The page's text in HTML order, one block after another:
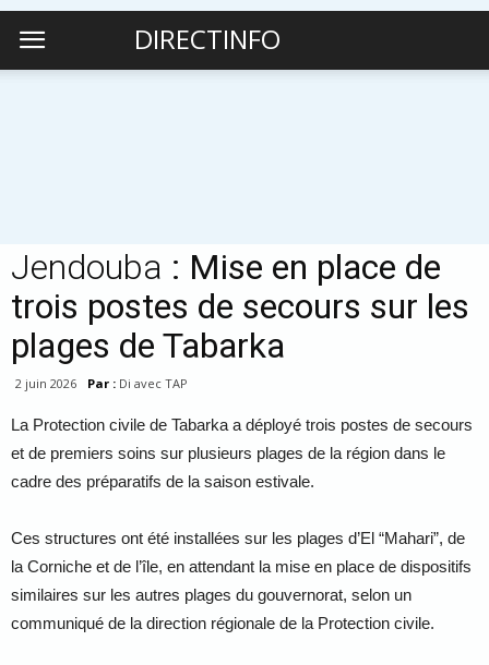
DIRECTINFO
Jendouba : Mise en place de
trois postes de secours sur les
plages de Tabarka
2 juin 2026 Par : Di avec TAP
La Protection civile de Tabarka a déployé trois postes de secours
et de premiers soins sur plusieurs plages de la région dans le
cadre des préparatifs de la saison estivale.
Ces structures ont été installées sur les plages d’El “Mahari”, de
la Corniche et de l’île, en attendant la mise en place de dispositifs
similaires sur les autres plages du gouvernorat, selon un
communiqué de la direction régionale de la Protection civile.